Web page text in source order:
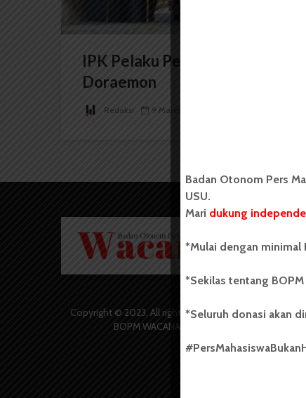
IPK Pelaku Penutupan Pintu
Doraemon
Redaksi 9 Maret 2019
Copyright © 2023. All rights reserved
BOPM WACANA.
yang
USU
Badan Otonom Pers
USU.
Mari dukung
*Mulai dengan minimal
*Sekilas tentang
*Seluruh donasi akan